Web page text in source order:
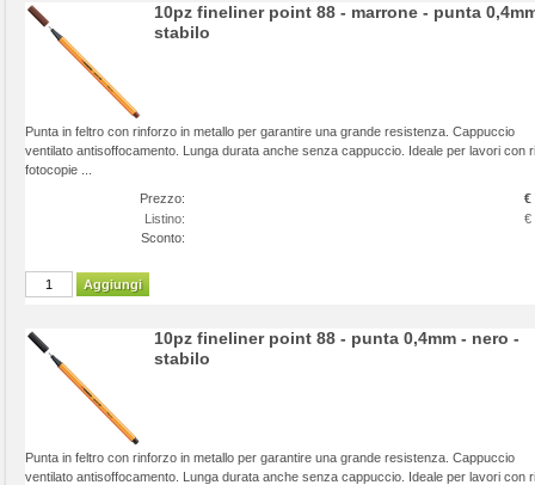
10pz fineliner point 88 - marrone - punta
stabilo
Punta in feltro con rinforzo in metallo per garantire una grande resistenza. Cappuccio
ventilato antisoffocamento. Lunga durata anche senza cappuccio. Ideale per lavori con
fotocopie ...
Prezzo:
€
Listino:
€
Sconto:
Aggiungi
10pz fineliner point 88 - punta 0,4mm - nero -
stabilo
Punta in feltro con rinforzo in metallo per garantire una grande resistenza. Cappuccio
ventilato antisoffocamento. Lunga durata anche senza cappuccio. Ideale per lavori con